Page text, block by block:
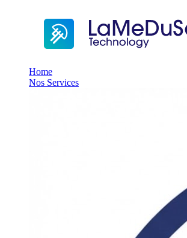
Home
Nos Services